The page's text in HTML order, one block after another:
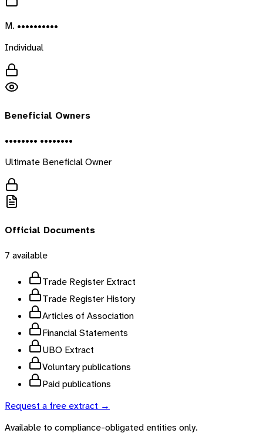
M. ••••••••••
Individual
Beneficial Owners
•••••••• ••••••••
Ultimate Beneficial Owner
Official Documents
7 available
Trade Register Extract
Trade Register History
Articles of Association
Financial Statements
UBO Extract
Voluntary publications
Paid publications
Request a free extract →
Available to compliance-obligated entities only.